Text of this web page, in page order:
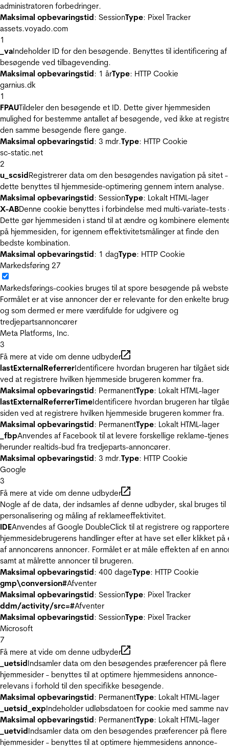
administratoren forbedringer.
Maksimal opbevaringstid: SessionType: Pixel Tracker
assets.voyado.com
1
_vaIndeholder ID for den besøgende. Benyttes til identificering af
besøgende ved tilbagevending.
Maksimal opbevaringstid: 1 årType: HTTP Cookie
garnius.dk
1
FPAUTildeler den besøgende et ID. Dette giver hjemmesiden
mulighed for bestemme antallet af besøgende, ved ikke at
den samme besøgende flere gange.
Maksimal opbevaringstid: 3 mdr.Type: HTTP Cookie
sc-static.net
2
u_scsidRegistrerer data om den besøgendes navigation på sitet -
dette benyttes til hjemmeside‐optimering gennem intern analyse.
Maksimal opbevaringstid: SessionType: Lokalt HTML-lager
X-ABDenne cookie benyttes i forbindelse med multi-variate-tests
Dette gør hjemmesiden i stand til at ændre og kombinere
på hjemmesiden, for igennem effektivitetsmålinger at finde den
bedste kombination.
Maksimal opbevaringstid: 1 dagType: HTTP Cookie
Markedsføring 27
Markedsførings-cookies bruges til at spore besøgende på
Formålet er at vise annoncer der er relevante for den enkelte
og som dermed er mere værdifulde for udgivere og
tredjepartsannoncører
Meta Platforms, Inc.
3
Få mere at vide om denne udbyder
lastExternalReferrerIdentificere hvordan brugeren har tilgået
ved at registrere hvilken hjemmeside brugeren kommer fra.
Maksimal opbevaringstid: PermanentType: Lokalt HTML-lager
lastExternalReferrerTimeIdentificere hvordan brugeren har
siden ved at registrere hvilken hjemmeside brugeren kommer fra.
Maksimal opbevaringstid: PermanentType: Lokalt HTML-lager
_fbpAnvendes af Facebook til at levere forskellige reklame-
herunder realtids-bud fra tredjeparts-annoncører.
Maksimal opbevaringstid: 3 mdr.Type: HTTP Cookie
Google
3
Få mere at vide om denne udbyder
Nogle af de data, der indsamles af denne udbyder, skal bruges til
personalisering og måling af reklameeffektivitet.
IDEAnvendes af Google DoubleClick til at registrere og
hjemmesidebrugerens handlinger efter at have set eller klikket på
af annoncørens annoncer. Formålet er at måle effekten af en
samt at målrette annoncer til brugeren.
Maksimal opbevaringstid: 400 dageType: HTTP Cookie
gmp\conversion#Afventer
Maksimal opbevaringstid: SessionType: Pixel Tracker
ddm/activity/src=#Afventer
Maksimal opbevaringstid: SessionType: Pixel Tracker
Microsoft
7
Få mere at vide om denne udbyder
_uetsidIndsamler data om den besøgendes præferencer på flere
hjemmesider - benyttes til at optimere hjemmesidens annonce-
relevans i forhold til den specifikke besøgende.
Maksimal opbevaringstid: PermanentType: Lokalt HTML-lager
_uetsid_expIndeholder udløbsdatoen for cookie med samme
Maksimal opbevaringstid: PermanentType: Lokalt HTML-lager
_uetvidIndsamler data om den besøgendes præferencer på flere
hjemmesider - benyttes til at optimere hjemmesidens annonce-